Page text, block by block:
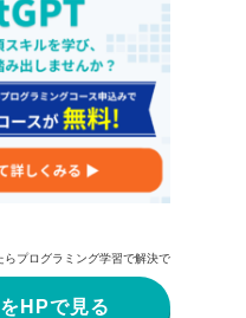
プログラミング学習で解決で
HPで見る